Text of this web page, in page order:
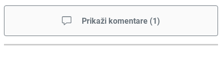
Prikaži komentare (1)